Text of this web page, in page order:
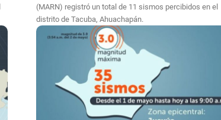
(MARN) registró un total de 11 sismos percibidos en el
distrito de Tacuba, Ahuachapán.